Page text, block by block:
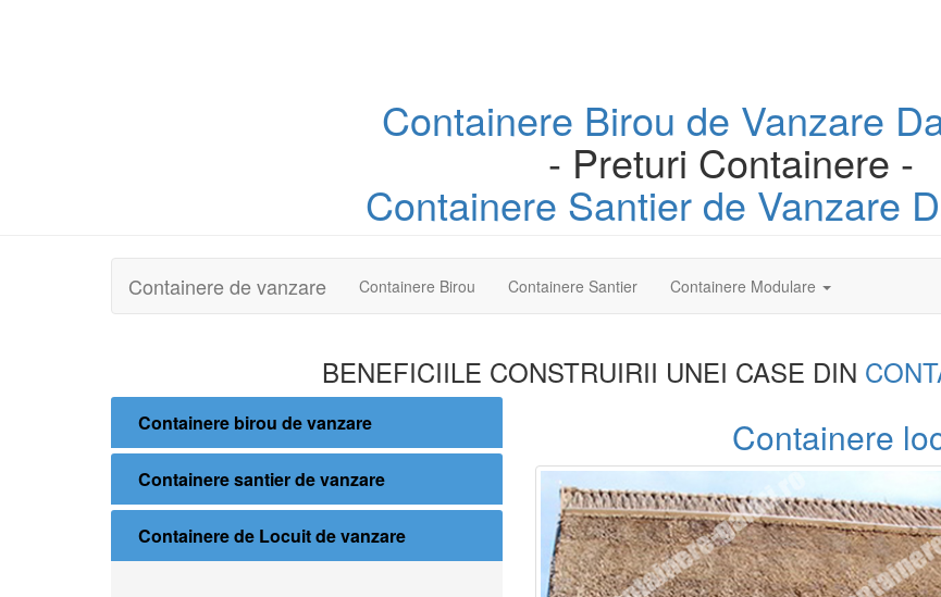
Containere Birou de Vanzare
- Preturi Containere -
Containere Santier de Vanzare
Containere de vanzare Containere Birou Containere Santier Containere Modulare
BENEFICIILE CONSTRUIRII UNEI CASE DIN
Containere birou de vanzare
Containere santier de vanzare
Containere de Locuit de vanzare
Containere